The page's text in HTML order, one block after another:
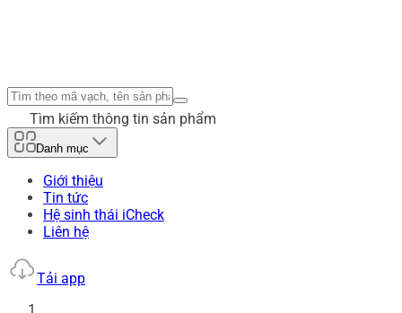
Tìm kiếm thông tin sản phẩm
Danh mục
Giới thiệu
Tin tức
Hệ sinh thái iCheck
Liên hệ
Tải app